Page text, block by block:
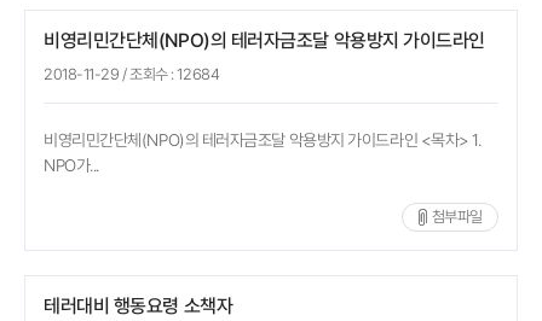
비영리민간단체(NPO)의 테러자금조달 악용방지 가이드라인
2018-11-29 / 조회수 :12684
비영리민간단체(NPO)의 테러자금조달 악용방지 가이드라인 <목차> 1.
NPO가...
첨부파일
테러대비 행동요령 소책자